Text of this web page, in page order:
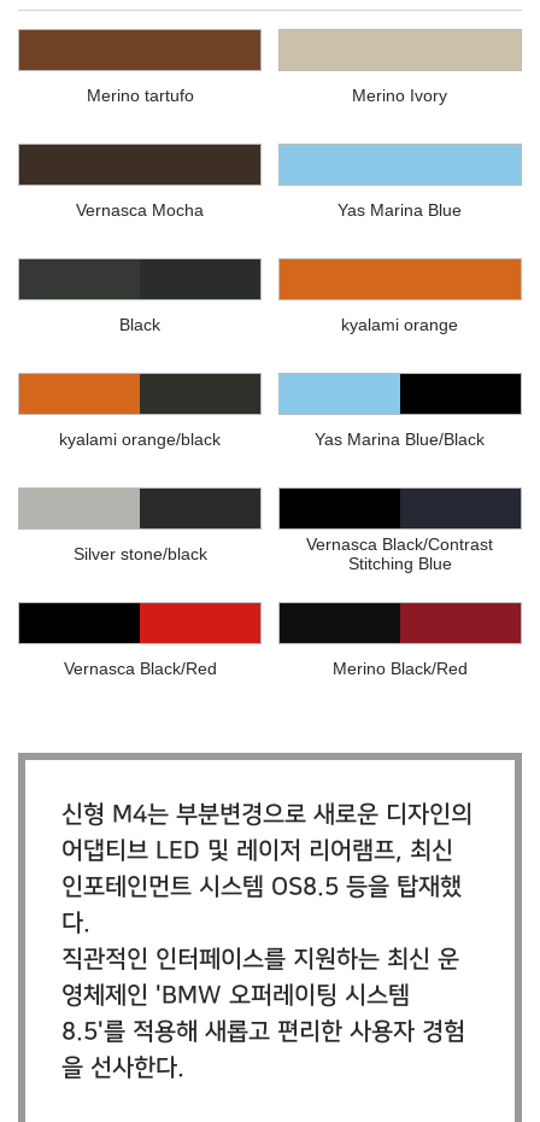
Merino tartufo Merino Ivory
Vernasca Mocha Yas Marina Blue
Black kyalami orange
kyalami orange/black Yas Marina Blue/Black
Silver stone/black
Vernasca Black/Contrast
Stitching Blue
Vernasca Black/Red Merino Black/Red
신형 M4는 부분변경으로 새로운 디자인의
어댑티브 LED 및 레이저 리어램프, 최신
인포테인먼트 시스템 OS8.5 등을 탑재했
다.
직관적인 인터페이스를 지원하는 최신 운
영체제인 'BMW 오퍼레이팅 시스템
8.5'를 적용해 새롭고 편리한 사용자 경험
을 선사한다.